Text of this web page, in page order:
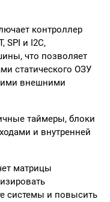
контроллер
SPI и I2C,
что позволяет
статического ОЗУ
внешними
таймеры, блоки
и внутренней
матрицы
системы и повысить